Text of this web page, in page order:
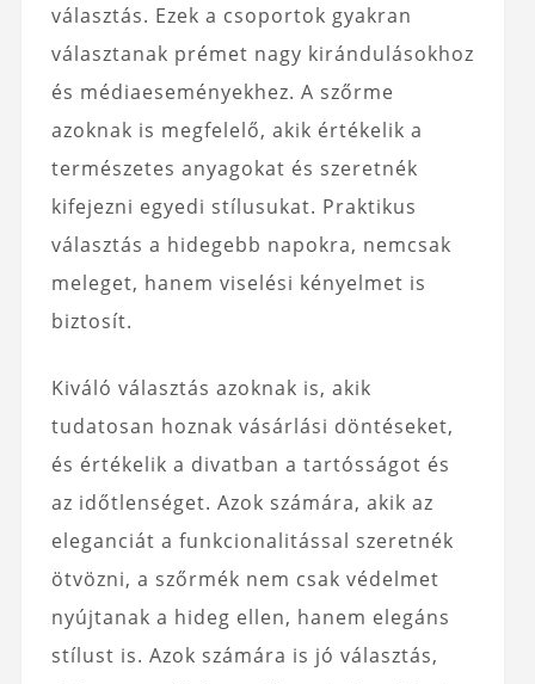
választás. Ezek a csoportok gyakran
választanak prémet nagy kirándulásokhoz
és médiaeseményekhez. A szőrme
azoknak is megfelelő, akik értékelik a
természetes anyagokat és szeretnék
kifejezni egyedi stílusukat. Praktikus
választás a hidegebb napokra, nemcsak
meleget, hanem viselési kényelmet is
biztosít.
Kiváló választás azoknak is, akik
tudatosan hoznak vásárlási döntéseket,
és értékelik a divatban a tartósságot és
az időtlenséget. Azok számára, akik az
eleganciát a funkcionalitással szeretnék
ötvözni, a szőrmék nem csak védelmet
nyújtanak a hideg ellen, hanem elegáns
stílust is. Azok számára is jó választás,